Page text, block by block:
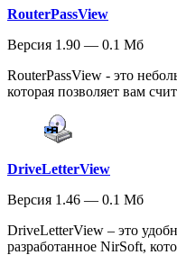
RouterPassView
Версия 1.90 — 0.1 Мб
RouterPassView - это
которая позволяет вам
DriveLetterView
Версия 1.46 — 0.1 Мб
DriveLetterView – это
разработанное NirSoft,